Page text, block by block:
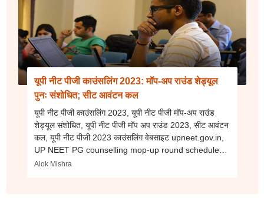
यूपी नीट पीजी काउंसलिंग 2023: मॉप-अप राउंड शेड्यूल
पुनः संशोधित; सीट आवंटन कल
यूपी नीट पीजी काउंसलिंग 2023, यूपी नीट पीजी मॉप-अप राउंड
शेड्यूल संशोधित, यूपी नीट पीजी मॉप अप राउंड 2023, सीट आवंटन
कल, यूपी नीट पीजी 2023 काउंसलिंग वेबसाइट upneet.gov.in,
UP NEET PG counselling mop-up round schedule
news in hindi
Alok Mishra